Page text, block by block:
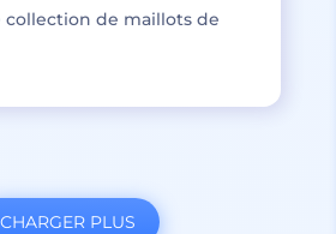
collection de maillots de
CHARGER PLUS